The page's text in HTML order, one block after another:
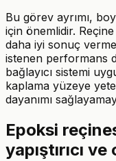
Bu görev ayrımı,
için önemlidir.
daha iyi sonuç
istenen performans
bağlayıcı sistemi
kaplama yüzeye
dayanımı
Epoksi
yapıştırıcı